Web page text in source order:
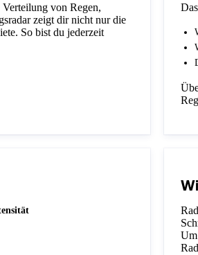
von Regen,
zeigt dir nicht nur die
So bist du jederzeit